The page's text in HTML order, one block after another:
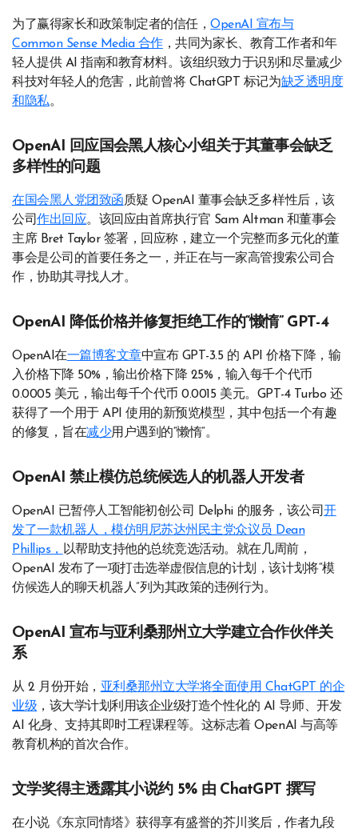
为了赢得家长和政策制定者的信任，OpenAI 宣布与
Common Sense Media 合作，共同为家长、教育工作者和年
轻人提供 AI 指南和教育材料。该组织致力于识别和尽量减少
科技对年轻人的危害，此前曾将 ChatGPT 标记为缺乏透明度
和隐私。
OpenAI 回应国会黑人核心小组关于其董事会缺乏
多样性的问题
在国会黑人党团致函质疑 OpenAI 董事会缺乏多样性后，该
公司作出回应。该回应由首席执行官 Sam Altman 和董事会
主席 Bret Taylor 签署，回应称，建立一个完整而多元化的董
事会是公司的首要任务之一，并正在与一家高管搜索公司合
作，协助其寻找人才。
OpenAI 降低价格并修复拒绝工作的“懒惰” GPT-4
OpenAI在一篇博客文章中宣布 GPT-3.5 的 API 价格下降，输
入价格下降 50%，输出价格下降 25%，输入每千个代币
0.0005 美元，输出每千个代币 0.0015 美元。GPT-4 Turbo 还
获得了一个用于 API 使用的新预览模型，其中包括一个有趣
的修复，旨在减少用户遇到的“懒惰”。
OpenAI 禁止模仿总统候选人的机器人开发者
OpenAI 已暂停人工智能初创公司 Delphi 的服务，该公司开
发了一款机器人，模仿明尼苏达州民主党众议员 Dean
Phillips， 以帮助支持他的总统竞选活动。就在几周前，
OpenAI 发布了一项打击选举虚假信息的计划，该计划将“模
仿候选人的聊天机器人”列为其政策的违例行为。
OpenAI 宣布与亚利桑那州立大学建立合作伙伴关
系
从 2 月份开始， 亚利桑那州立大学将全面使用 ChatGPT 的企
业级 ，该大学计划利用该企业级打造个性化的 AI 导师、开发
AI 化身、支持其即时工程课程等。这标志着 OpenAI 与高等
教育机构的首次合作。
文学奖得主透露其小说约 5% 由 ChatGPT 撰写
在小说《东京同情塔》获得享有盛誉的芥川奖后，作者九段